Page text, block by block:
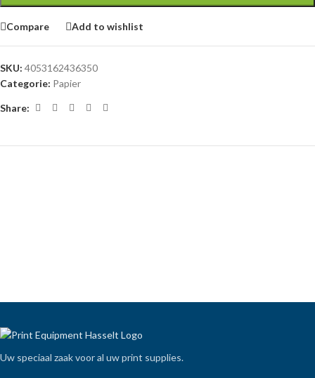
Compare Add to wishlist
SKU: 4053162436350
Categorie: Papier
Share:
Uw speciaal zaak voor al uw print supplies.